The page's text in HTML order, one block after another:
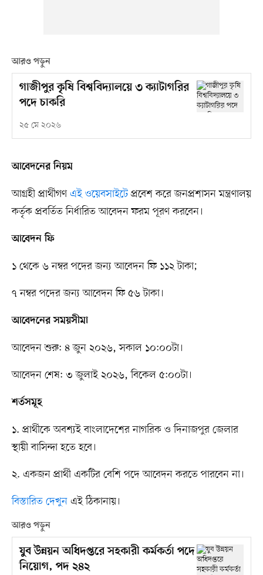
আরও পড়ুন
গাজীপুর কৃষি বিশ্ববিদ্যালয়ে ৩ ক্যাটাগরির
পদে চাকরি
২৫ মে ২০২৬
আবেদনের নিয়ম
আগ্রহী প্রার্থীগণ এই ওয়েবসাইটেপ্রবেশ করে জনপ্রশাসন মন্ত্রণালয়
কর্তৃক প্রবর্তিত নির্ধারিত আবেদন ফরম পূরণ করবেন।
আবেদন ফি
১ থেকে ৬ নম্বর পদের জন্য আবেদন ফি ১১২ টাকা;
৭ নম্বর পদের জন্য আবেদন ফি ৫৬ টাকা।
আবেদনের সময়সীমা
আবেদন শুরু: ৪ জুন ২০২৬, সকাল ১০:০০টা।
আবেদন শেষ: ৩ জুলাই ২০২৬, বিকেল ৫:০০টা।
শর্তসমূহ
১. প্রার্থীকে অবশ্যই বাংলাদেশের নাগরিক ও দিনাজপুর জেলার
স্থায়ী বাসিন্দা হতে হবে।
২. একজন প্রার্থী একটির বেশি পদে আবেদন করতে পারবেন না।
বিস্তারিত দেখুন এই ঠিকানায়।
আরও পড়ুন
যুব উন্নয়ন অধিদপ্তরে সহকারী কর্মকর্তা পদে
নিয়োগ, পদ ২৪২